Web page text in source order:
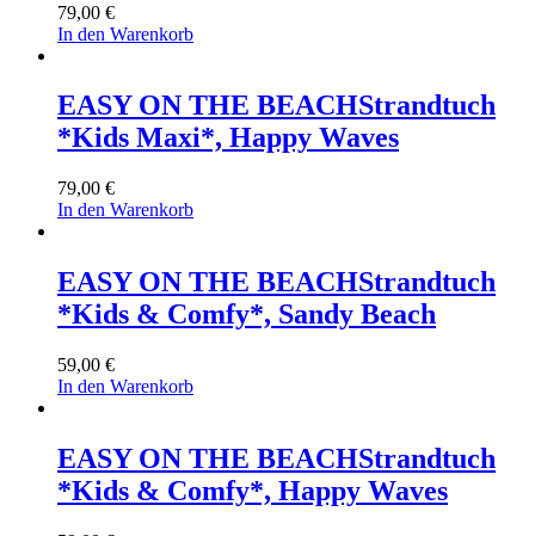
79,00 €
In den Warenkorb
EASY ON THE BEACHStrandtuch
*Kids Maxi*, Happy Waves
79,00 €
In den Warenkorb
EASY ON THE BEACHStrandtuch
*Kids & Comfy*, Sandy Beach
59,00 €
In den Warenkorb
EASY ON THE BEACHStrandtuch
*Kids & Comfy*, Happy Waves